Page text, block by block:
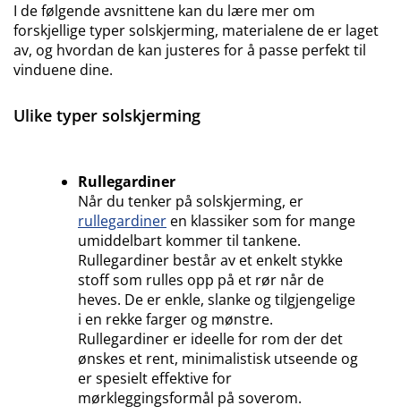
I de følgende avsnittene kan du lære mer om
forskjellige typer solskjerming, materialene de er laget
av, og hvordan de kan justeres for å passe perfekt til
vinduene dine.
Ulike typer solskjerming
Rullegardiner
Når du tenker på solskjerming, er
rullegardiner en klassiker som for mange
umiddelbart kommer til tankene.
Rullegardiner består av et enkelt stykke
stoff som rulles opp på et rør når de
heves. De er enkle, slanke og tilgjengelige
i en rekke farger og mønstre.
Rullegardiner er ideelle for rom der det
ønskes et rent, minimalistisk utseende og
er spesielt effektive for
mørkleggingsformål på soverom.